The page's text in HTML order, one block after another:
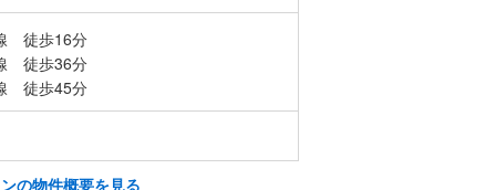
徒歩16分
徒歩36分
徒歩45分
の物件概要を見る